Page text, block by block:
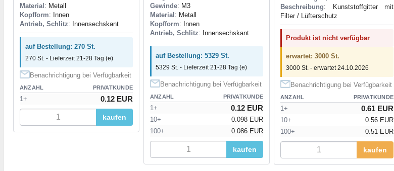
Material : Metall
Kopfform: Innen
Antrieb, Schlitz: Innensechskant
auf Bestellung: 270 St.
270 St. - Lieferzeit 21-28 Tag (e)
Benachrichtigung bei Verfügbarkeit
ANZAHL PRIVATKUNDE
1+ 0.12 EUR
kaufen
Gewinde: M3
Material : Metall
Kopfform: Innen
Antrieb, Schlitz: Innensechskant
auf Bestellung: 5329 St.
5329 St. - Lieferzeit 21-28 Tag (e)
Benachrichtigung bei Verfügbarkeit
ANZAHL PRIVATKUNDE
1+ 0.12 EUR
10+
0.098 EUR
100+
0.086 EUR
kaufen
Beschreibung: Kunststoffgitter mit
Filter / Lüfterschutz
Produkt ist nicht verfügbar
erwartet: 3000 St.
3000 St. - erwartet 24.10.2026
Benachrichtigung bei Verfügbarkeit
ANZAHL PRIVATKUNDE
1+ 0.61 EUR
10+
0.56 EUR
100+
0.51 EUR
kaufen